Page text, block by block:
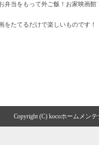
弁当をもって外ご飯！お家映画館
をたてるだけで楽しいものです！
Copyright (C) kocoホームメン